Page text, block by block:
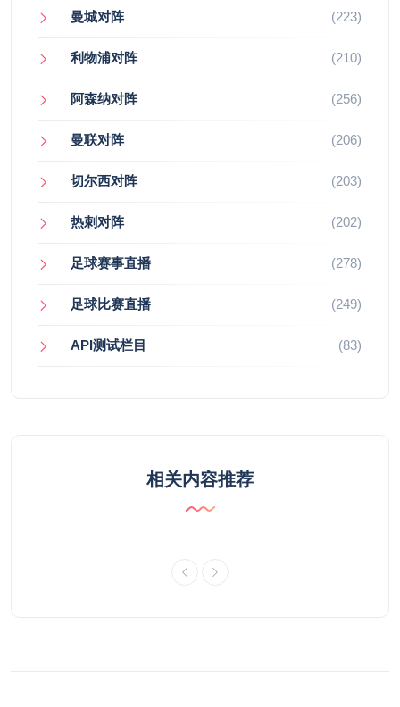
曼城对阵 (223)
利物浦对阵 (210)
阿森纳对阵 (256)
曼联对阵 (206)
切尔西对阵 (203)
热刺对阵 (202)
足球赛事直播 (278)
足球比赛直播 (249)
API测试栏目 (83)
相关内容推荐